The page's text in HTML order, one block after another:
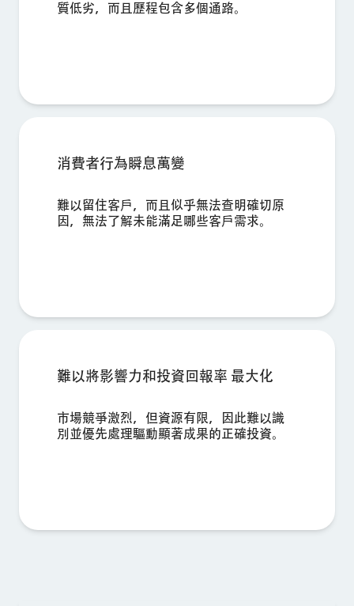
質低劣，而且歷程包含多個通路。
消費者行為瞬息萬變
難以留住客戶，而且似乎無法查明確切原
因，無法了解未能滿足哪些客戶需求。
難以將影響力和投資回報率 最大化
市場競爭激烈，但資源有限，因此難以識
別並優先處理驅動顯著成果的正確投資。